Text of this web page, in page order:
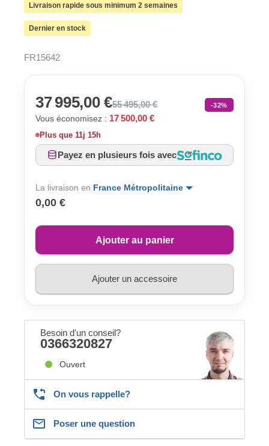
Livraison rapide sous minimum 2 semaines
Dernier en stock
FR15642
37 995,00 €55 495,00 € -32%
Vous économisez : 17 500,00 €
Plus que 11j 15h
Payez en plusieurs fois avec
La livraison en France Métropolitaine
0,00 €
Ajouter au panier
Ajouter un accessoire
Besoin d'un conseil?
0366320827
Ouvert
On vous rappelle?
Poser une question